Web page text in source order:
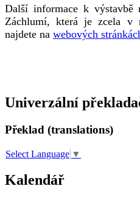
Další informace k
Záchlumí, která je zcela v
najdete na webových
Univerzální
Překlad (translations)
Select Language ▼
Kalendář